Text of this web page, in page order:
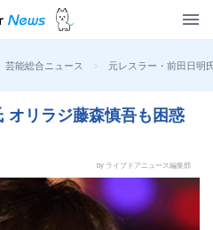
芸能総合ニュース > 元レスラー・前田日明
オリラジ藤森慎吾も困惑
by ライブドアニュース編集部